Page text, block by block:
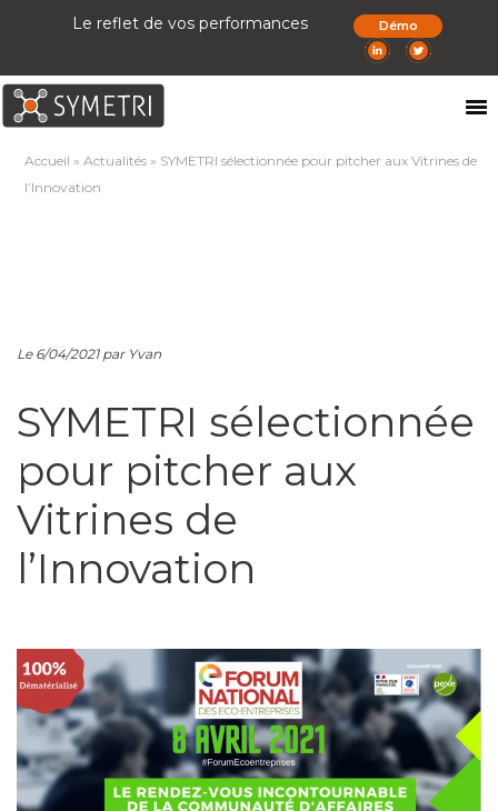
Le reflet de vos performances Démo
Accueil »Actualités » SYMETRI sélectionnée pour pitcher aux Vitrines de
l’Innovation
Le 6/04/2021 par Yvan
SYMETRI sélectionnée
pour pitcher aux
Vitrines de
l’Innovation